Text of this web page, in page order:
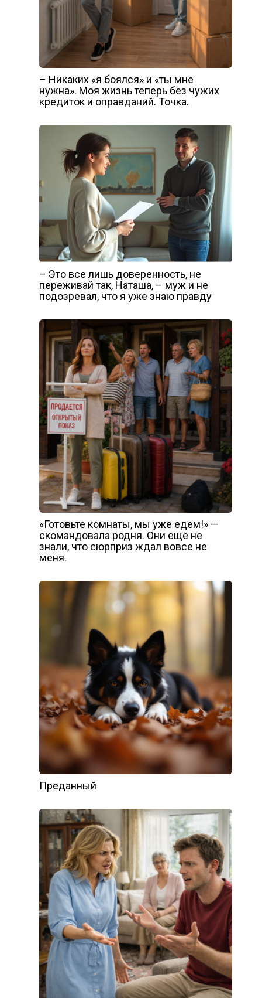
– Никаких «я боялся» и «ты мне
нужна». Моя жизнь теперь без чужих
кредиток и оправданий. Точка.
– Это все лишь доверенность, не
переживай так, Наташа, – муж и не
подозревал, что я уже знаю правду
«Готовьте комнаты, мы уже едем!» —
скомандовала родня. Они ещё не
знали, что сюрприз ждал вовсе не
меня.
Преданный